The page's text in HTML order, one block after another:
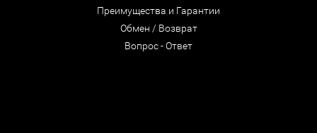
Преимущества и Гарантии
Обмен / Возврат
Вопрос - Ответ